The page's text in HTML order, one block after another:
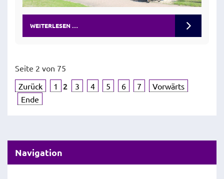
WEITERLESEN …
Seite 2 von 75
Zurück
1 2 3 4 5 6 7
Vorwärts
Ende
Navigation